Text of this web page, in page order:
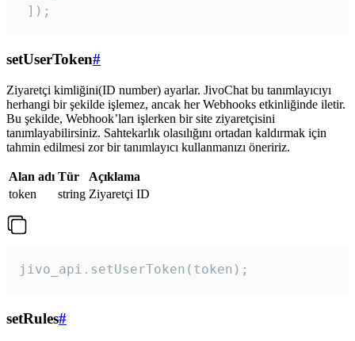
]);
setUserToken#
Ziyaretçi kimliğini(ID number) ayarlar. JivoChat bu tanımlayıcıyı
herhangi bir şekilde işlemez, ancak her Webhooks etkinliğinde iletir.
Bu şekilde, Webhook’ları işlerken bir site ziyaretçisini
tanımlayabilirsiniz. Sahtekarlık olasılığını ortadan kaldırmak için
tahmin edilmesi zor bir tanımlayıcı kullanmanızı öneririz.
Alan adı Tür
Açıklama
token
string Ziyaretçi ID
jivo_api.setUserToken(token);
setRules#